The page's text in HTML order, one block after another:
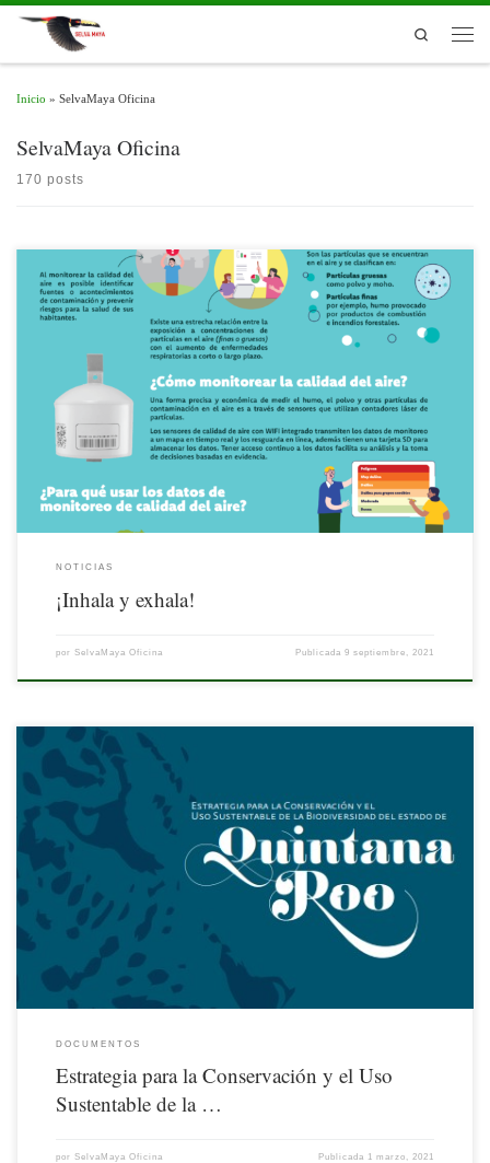
Skip to content
Search
Inicio » SelvaMaya Oficina
SelvaMaya Oficina
170 posts
El aire es un recurso vital para los humanos y otros seres vivos, por ello es
importante monitorear su calidad y determinar la concentración de partículas
disueltas en el ambiente que puedan ser perjudiciales para la salud. El monitoreo de
calidad del aire permite identificar fuentes o acontecimientos de contaminación […]
NOTICIAS
¡Inhala y exhala!
por SelvaMaya Oficina Publicada9 septiembre, 2021
DOCUMENTOS
Estrategia para la Conservación y el Uso
Sustentable de la …
por SelvaMaya Oficina Publicada 1 marzo, 2021